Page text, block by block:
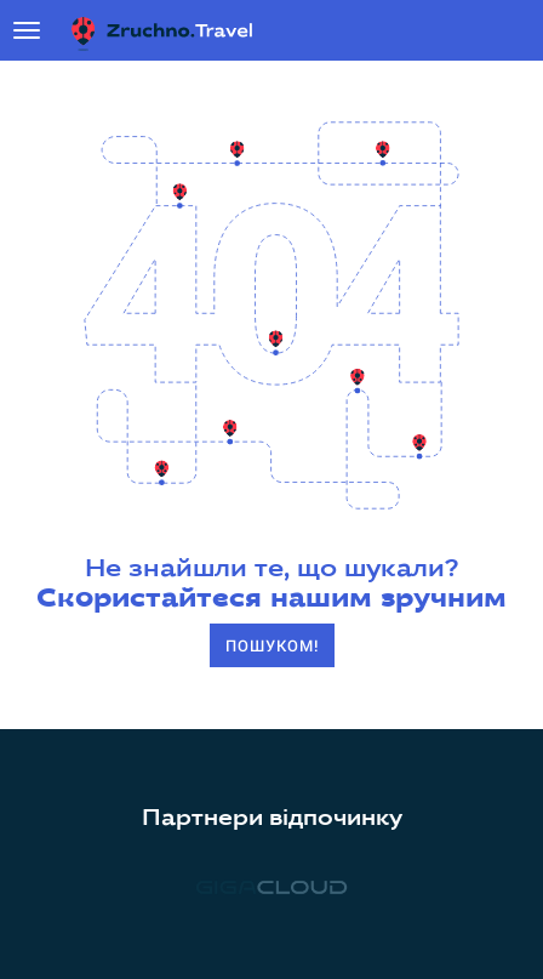
Не знайшли те, що шукали?
Скористайтеся нашим зручним
ПОШУКОМ!
Партнери відпочинку